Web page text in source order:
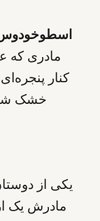
اسطوخودوس
مادری که
کنار
خشک شد
یکی از
مادرش یک